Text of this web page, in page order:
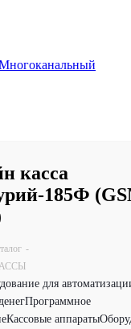
касса
185Ф
-
для
Программное
Кассовые аппараты